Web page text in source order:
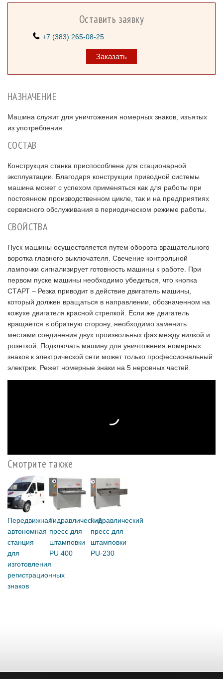
Оставить заявку
+7 (383) 265-08-25
Заказать
НАЗНАЧЕНИЕ
Машина служит для уничтожения номерных знаков, изъятых
из употребления.
СОСТАВ
Конструкция станка приспособлена для стационарной
эксплуатации. Благодаря конструкции приводной системы
машина может с успехом применяться как для работы при
постоянном производственном цикле, так и на предприятиях
сервисного обслуживания в периодическом режиме работы.
СВОЙСТВА
Пуск машины осуществляется путем оборота вращательного
воротка главного выключателя. Свечение контрольной
лампочки сигнализирует готовность машины к работе. При
первом пуске машины необходимо убедиться, что кнопка
СТАРТ – Резка приводит в действие двигатель машины,
который должен вращаться в направлении, обозначенном на
кожухе двигателя красной стрелкой. Если же двигатель
вращается в обратную сторону, необходимо заменить
местами соединения двух произвольных фаз между вилкой и
розеткой. Подключать машину для уничтожения номерных
знаков к электрической сети может только профессиональный
электрик. Режет номерные знаки на 5 неровных частей.
Смотрите также
Передвижная
автономная
станция
для
изготовления
регистрационных
знаков
Гидравлический
пресс для
штамповки
PU 400
Гидравлический
пресс для
штамповки
РU-230